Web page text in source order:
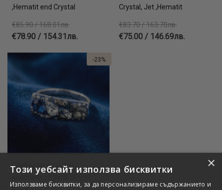
,Hematit end Crystal
€85.90 / 168.01лв.
€78.90 / 154.31лв.
Crystal, Jet ,Hematit
€83.70 / 163.70лв.
€75.00 / 146.69лв.
Сребърен пръстен с
кристали от Sw® SP699
-23%
×
Този уебсайт използва бисквитки
Използваме бисквитки, за да персонализираме съдържанието и